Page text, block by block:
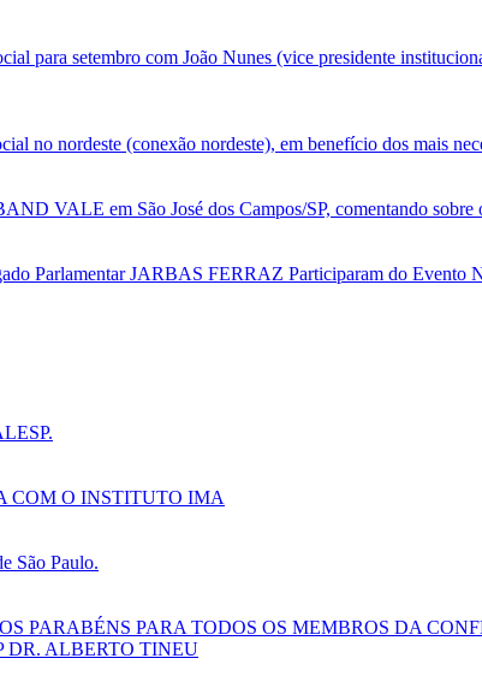
para setembro com João Nunes (vice presidente
no nordeste (conexão nordeste), em benefício dos mais
VALE em São José dos Campos/SP, comentando sobre
Parlamentar JARBAS FERRAZ Participaram do Evento
COM O INSTITUTO IMA
São Paulo.
PARABÉNS PARA TODOS OS MEMBROS DA
DR. ALBERTO TINEU